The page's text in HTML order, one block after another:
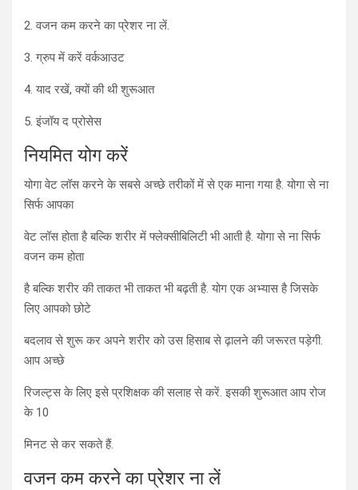
2. वजन कम करने का प्रेशर ना लें.
3. ग्रुप में करें वर्कआउट
4. याद रखें, क्यों की थी शुरूआत
5. इंजॉय द प्रोसेस
नियमित योग करें
योगा वेट लॉस करने के सबसे अच्छे तरीकों में से एक माना गया है. योगा से ना
सिर्फ आपका
वेट लॉस होता है बल्कि शरीर में फ्लेक्सीबिलिटी भी आती है. योगा से ना सिर्फ
वजन कम होता
है बल्कि शरीर की ताकत भी ताकत भी बढ़ती है. योग एक अभ्यास है जिसके
लिए आपको छोटे
बदलाव से शुरू कर अपने शरीर को उस हिसाब से ढ़ालने की जरूरत पड़ेगी.
आप अच्छे
रिजल्ट्स के लिए इसे प्रशिक्षक की सलाह से करें. इसकी शुरूआत आप रोज
के 10
मिनट से कर सकते हैं.
वजन कम करने का प्रेशर ना लें